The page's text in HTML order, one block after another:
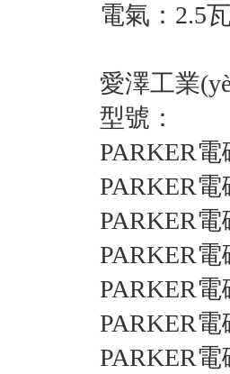
電氣：2.5
愛澤工業
型號：
PARKER
PARKER
PARKER
PARKER
PARKER
PARKER
PARKER